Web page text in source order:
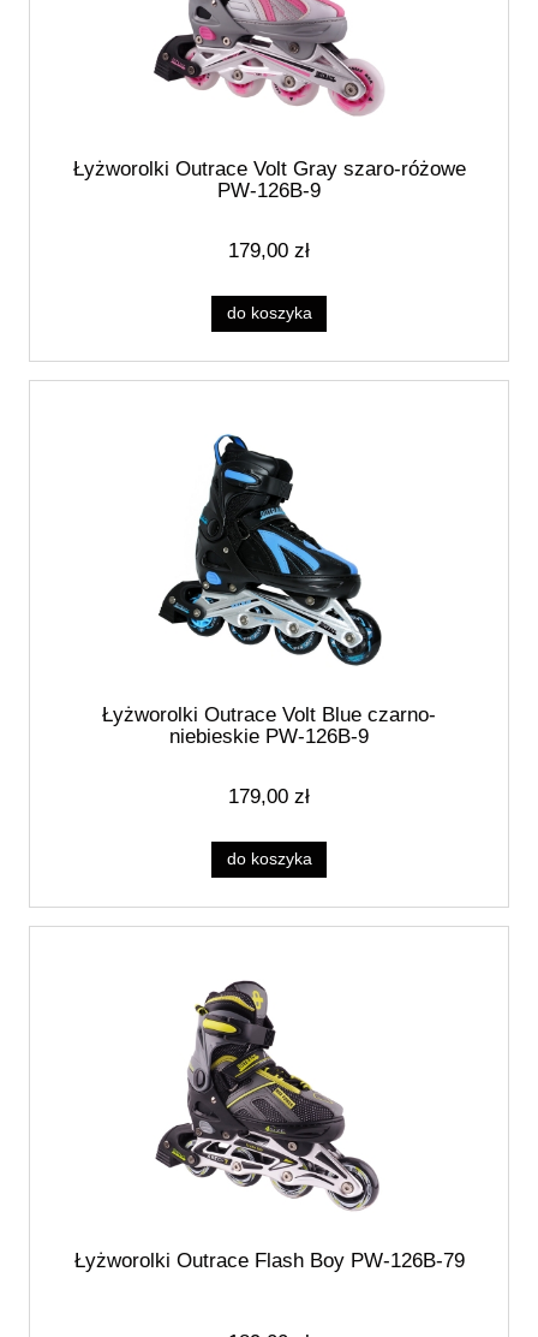
Łyżworolki Outrace Volt Gray szaro-różowe
PW-126B-9
179,00 zł
do koszyka
Łyżworolki Outrace Volt Blue czarno-
niebieskie PW-126B-9
179,00 zł
do koszyka
Łyżworolki Outrace Flash Boy PW-126B-79